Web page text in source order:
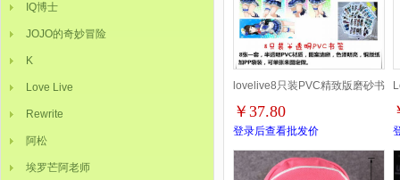
IQ博士
JOJO的奇妙冒险
K
Love Live
Rewrite
阿松
埃罗芒阿老师
lovelive8只装PVC精致版磨砂书
签随机5套起批
￥37.80
登录后查看批发价